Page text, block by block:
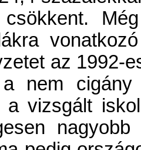
csökkent.
az 1992-
a nem
a vizsgált